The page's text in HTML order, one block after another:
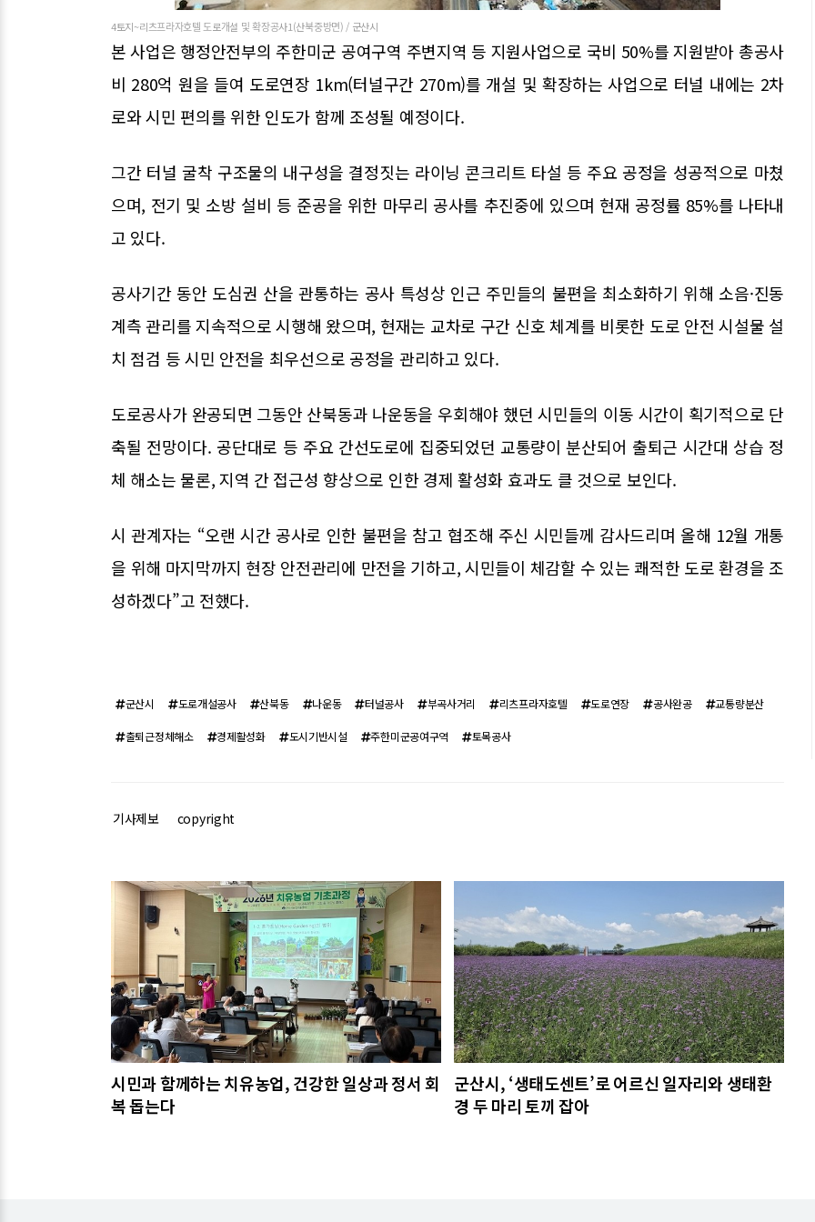
4토지~리츠프라자호텔 도로개설 및 확장공사1(산북중방면) / 군산시
본 사업은 행정안전부의 주한미군 공여구역 주변지역 등 지원사업으로 국비 50%를 지원받아 총공사
비 280억 원을 들여 도로연장 1km(터널구간 270m)를 개설 및 확장하는 사업으로 터널 내에는 2차
로와 시민 편의를 위한 인도가 함께 조성될 예정이다.
그간 터널 굴착 구조물의 내구성을 결정짓는 라이닝 콘크리트 타설 등 주요 공정을 성공적으로 마쳤
으며, 전기 및 소방 설비 등 준공을 위한 마무리 공사를 추진중에 있으며 현재 공정률 85%를 나타내
고 있다.
공사기간 동안 도심권 산을 관통하는 공사 특성상 인근 주민들의 불편을 최소화하기 위해 소음·진동
계측 관리를 지속적으로 시행해 왔으며, 현재는 교차로 구간 신호 체계를 비롯한 도로 안전 시설물 설
치 점검 등 시민 안전을 최우선으로 공정을 관리하고 있다.
도로공사가 완공되면 그동안 산북동과 나운동을 우회해야 했던 시민들의 이동 시간이 획기적으로 단
축될 전망이다. 공단대로 등 주요 간선도로에 집중되었던 교통량이 분산되어 출퇴근 시간대 상습 정
체 해소는 물론, 지역 간 접근성 향상으로 인한 경제 활성화 효과도 클 것으로 보인다.
시 관계자는 “오랜 시간 공사로 인한 불편을 참고 협조해 주신 시민들께 감사드리며 올해 12월 개통
을 위해 마지막까지 현장 안전관리에 만전을 기하고, 시민들이 체감할 수 있는 쾌적한 도로 환경을 조
성하겠다”고 전했다.
군산시 도로개설공사 산북동 나운동 터널공사 부곡사거리 리츠프라자호텔 도로연장 공사완공 교통량분산
출퇴근정체해소 경제활성화 도시기반시설 주한미군공여구역 토목공사
기사제보 copyright
관련기사
시민과 함께하는 치유농업, 건강한 일상과 정서 회
복 돕는다
군산시, ‘생태도센트’로 어르신 일자리와 생태환
경 두 마리 토끼 잡아